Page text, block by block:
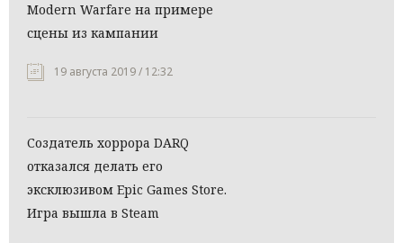
Modern Warfare на примере
сцены из кампании
19 августа 2019 / 12:32
Создатель хоррора DARQ
отказался делать его
эксклюзивом Epic Games Store.
Игра вышла в Steam